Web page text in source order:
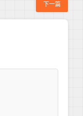
下一篇